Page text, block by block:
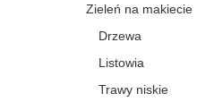
Zieleń na makiecie
Drzewa
Listowia
Trawy niskie